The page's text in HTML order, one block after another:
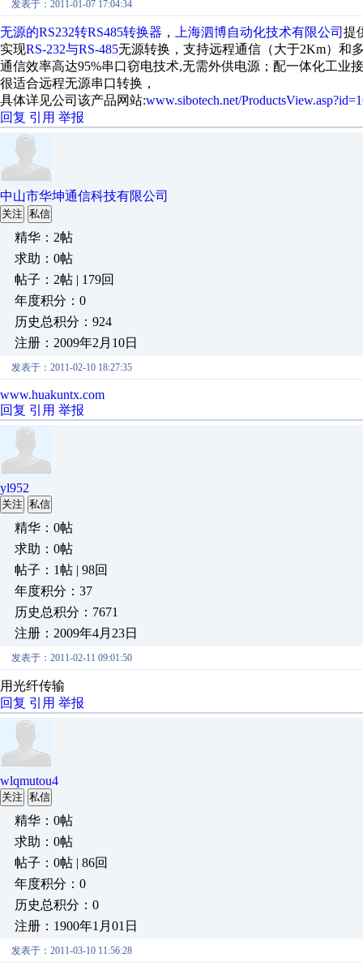
发表于：2011-01-07 17:04:34
无源的RS232转RS485转换器 ， 上海泗博自动化技术有限公司 提
实现RS-232与RS-485无源转换，支持远程通信（大于2Km）和
通信效率高达95%串口窃电技术,无需外供电源；配一体化工业
很适合远程无源串口转换，
具体详见公司该产品网站:www.sibotech.net/
回复 引用 举报
中山市华坤通信科技有限公司
关注 私信
精华：2帖
求助：0帖
帖子：2帖 | 179回
年度积分：0
历史总积分：924
注册：2009年2月10日
发表于：2011-02-10 18:27:35
www.huakuntx.com
回复 引用 举报
yl952
关注 私信
精华：0帖
求助：0帖
帖子：1帖 | 98回
年度积分：37
历史总积分：7671
注册：2009年4月23日
发表于：2011-02-11 09:01:50
用光纤传输
回复 引用 举报
wlqmutou4
关注 私信
精华：0帖
求助：0帖
帖子：0帖 | 86回
年度积分：0
历史总积分：0
注册：1900年1月01日
发表于：2011-03-10 11:56:28